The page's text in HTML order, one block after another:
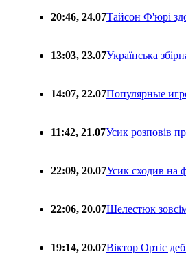
20:46, 24.07Тайсон Ф'юрі
13:03, 23.07Українська
14:07, 22.07Популярные
11:42, 21.07Усик розповів
22:09, 20.07Усик сходив на
22:06, 20.07Шелестюк
19:14, 20.07Віктор Ортіс